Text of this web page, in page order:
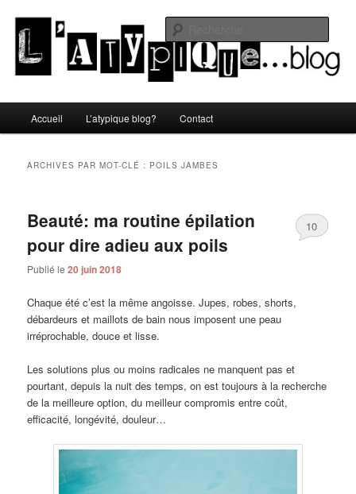
contenu
principal
contenu
secondaireL'atypique blog
principal
Accueil L’atypique blog? Contact
ARCHIVES PAR MOT-CLÉ : POILS JAMBES
Beauté: ma routine épilation
pour dire adieu aux poils
Publié le20 juin 2018
10
Chaque été c’est la même angoisse. Jupes, robes, shorts,
débardeurs et maillots de bain nous imposent une peau
irréprochable, douce et lisse.
Les solutions plus ou moins radicales ne manquent pas et
pourtant, depuis la nuit des temps, on est toujours à la recherche
de la meilleure option, du meilleur compromis entre coût,
efficacité, longévité, douleur…